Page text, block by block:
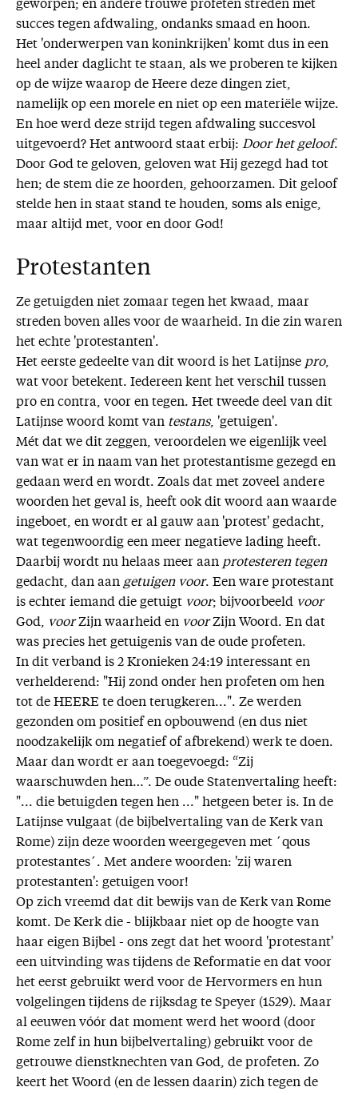
geworpen; en andere trouwe profeten streden met
succes tegen afdwaling, ondanks smaad en hoon.
Het 'onderwerpen van koninkrijken' komt dus in een
heel ander daglicht te staan, als we proberen te kijken
op de wijze waarop de Heere deze dingen ziet,
namelijk op een morele en niet op een materiële wijze.
En hoe werd deze strijd tegen afdwaling succesvol
uitgevoerd? Het antwoord staat erbij: Door het geloof.
Door God te geloven, geloven wat Hij gezegd had tot
hen; de stem die ze hoorden, gehoorzamen. Dit geloof
stelde hen in staat stand te houden, soms als enige,
maar altijd met, voor en door God!
Protestanten
Ze getuigden niet zomaar tegen het kwaad, maar
streden boven alles voor de waarheid. In die zin waren
het echte 'protestanten'.
Het eerste gedeelte van dit woord is het Latijnse pro,
wat voor betekent. Iedereen kent het verschil tussen
pro en contra, voor en tegen. Het tweede deel van dit
Latijnse woord komt van testans, 'getuigen'.
Mét dat we dit zeggen, veroordelen we eigenlijk veel
van wat er in naam van het protestantisme gezegd en
gedaan werd en wordt. Zoals dat met zoveel andere
woorden het geval is, heeft ook dit woord aan waarde
ingeboet, en wordt er al gauw aan 'protest' gedacht,
wat tegenwoordig een meer negatieve lading heeft.
Daarbij wordt nu helaas meer aan protesteren tegen
gedacht, dan aan getuigen voor. Een ware protestant
is echter iemand die getuigt voor; bijvoorbeeld voor
God, voorZijn waarheid en voorZijn Woord. En dat
was precies het getuigenis van de oude profeten.
In dit verband is 2 Kronieken 24:19 interessant en
verhelderend: "Hij zond onder hen profeten om hen
tot de HEERE te doen terugkeren...". Ze werden
gezonden om positief en opbouwend (en dus niet
noodzakelijk om negatief of afbrekend) werk te doen.
Maar dan wordt er aan toegevoegd: “Zij
waarschuwden hen…”. De oude Statenvertaling heeft:
"... die betuigden tegen hen ..." hetgeen beter is. In de
Latijnse vulgaat (de bijbelvertaling van de Kerk van
Rome) zijn deze woorden weergegeven met ´qous
protestantes´. Met andere woorden: 'zij waren
protestanten': getuigen voor!
Op zich vreemd dat dit bewijs van de Kerk van Rome
komt. De Kerk die - blijkbaar niet op de hoogte van
haar eigen Bijbel - ons zegt dat het woord 'protestant'
een uitvinding was tijdens de Reformatie en dat voor
het eerst gebruikt werd voor de Hervormers en hun
volgelingen tijdens de rijksdag te Speyer (1529). Maar
al eeuwen vóór dat moment werd het woord (door
Rome zelf in hun bijbelvertaling) gebruikt voor de
getrouwe dienstknechten van God, de profeten. Zo
keert het Woord (en de lessen daarin) zich tegen de